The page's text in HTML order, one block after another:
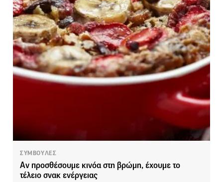
ΣΥΜΒΟΥΛΕΣ
Αν προσθέσουμε κινόα στη βρώμη, έχουμε το
τέλειο σνακ ενέργειας